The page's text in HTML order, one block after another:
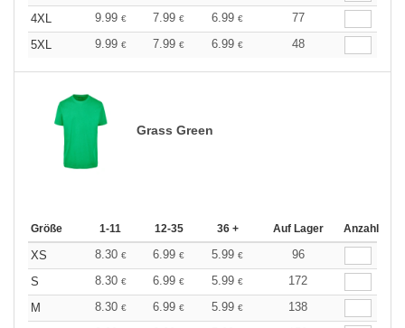
4XL
9.99 € 7.99 € 6.99 €
77
5XL
9.99 € 7.99 € 6.99 € 48
Grass Green
Größe 1-11 12-35 36 + Auf Lager Anzahl
XS 8.30 € 6.99 € 5.99 €
96
S
8.30 € 6.99 € 5.99 €
172
M
8.30 € 6.99 € 5.99 €
138